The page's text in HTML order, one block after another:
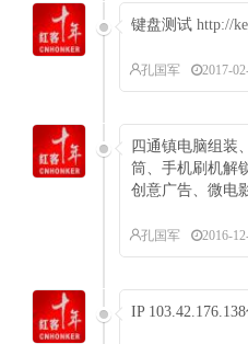
键盘测试 http://
孔国军 2017-
四通镇电脑组装
筒、手机刷机解
创意广告、微电
孔国军 2016-
IP